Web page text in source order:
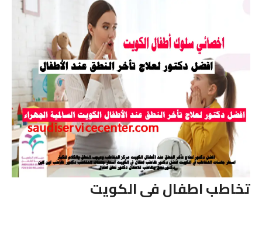
تخاطب اطفال فى الكويت